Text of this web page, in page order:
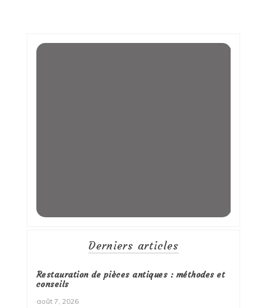
Derniers articles
Restauration de pièces antiques : méthodes et
conseils
août 7, 2026